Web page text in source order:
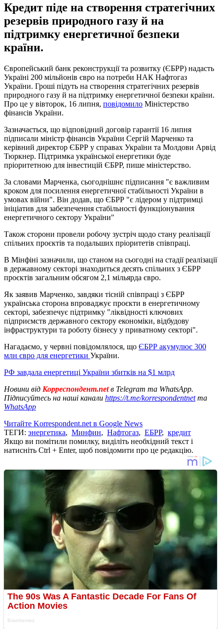
Кредит піде на створення стратегічних
резервів природного газу й на
підтримку енергетичної безпеки
країни.
Європейський банк реконструкції та розвитку (ЄБРР) надасть
Україні 200 мільйонів євро на потреби НАК Нафтогаз
України. Гроші підуть на створення стратегічних резервів
природного газу й на підтримку енергетичної безпеки країни.
Про це у вівторок, 16 липня, повідомило Міністерство
фінансів України.
Зазначається, що відповідний договір гарантії 16 липня
підписали міністр фінансів України Сергій Марченко та
керівний директор ЄБРР у справах України та Молдови Арвід
Тюркнер. Підтримка української енергетики буде
пріоритетною для інвестицій ЄБРР, пише міністерство.
За словами Марченка, сьогоднішнє підписання "є важливим
кроком для посилення енергетичної стабільності України в
умовах війни". Він додав, що ЄБРР "є лідером у підтримці
ініціатив для забезпечення стабільності функціонування
енергетичного сектору України"
Також сторони провели робочу зустріч щодо стану реалізації
спільних проєктів та подальших пріоритетів співпраці.
В Мінфіні зазначили, що станом на сьогодні на стадії реалізації
в державному секторі знаходиться десять спільних з ЄБРР
проєктів загальним обсягом 2,1 мільярда євро.
Як заявив Марченко, завдяки тісній співпраці з ЄБРР
українська сторона впроваджує проєкти в енергетичному
секторі, забезпечує підтримку "ліквідності ключових
підприємств державного сектору економіки, відбудову
інфраструктури та роботу бізнесу у приватному секторі".
Нагадаємо, у червні повідомлялося, що ЄБРР акумулює 300
млн євро для енергетики України.
РФ завдала енергетиці України збитків на $1 млрд
Новини від Корреспондент.netв Telegram та WhatsApp.
Підписуйтесь на наші канали https://t.me/korrespondentnetта
WhatsApp
Читайте Korrespondent.net в Google News
ТЕГИ: энергетика, Минфин, Нафтогаз, ЕБРР, кредит
Якщо ви помітили помилку, виділіть необхідний текст і
натисніть Ctrl + Enter, щоб повідомити про це редакцію.